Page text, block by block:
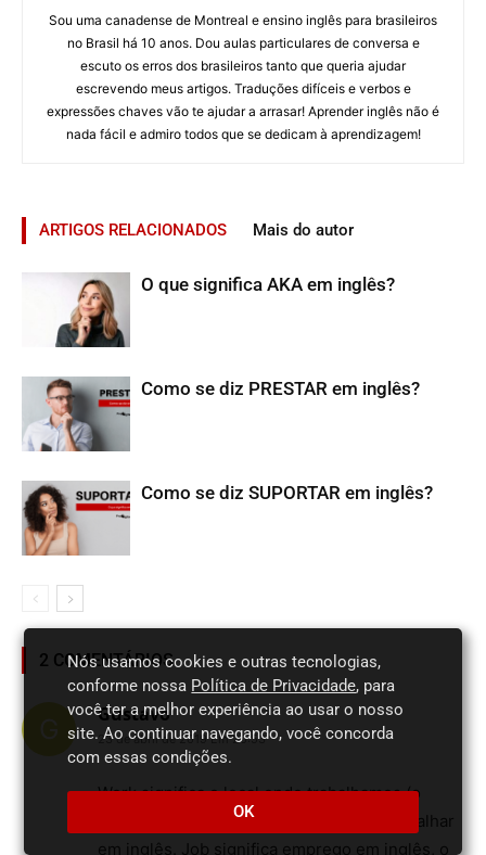
Sou uma canadense de Montreal e ensino inglês para brasileiros
no Brasil há 10 anos. Dou aulas particulares de conversa e
escuto os erros dos brasileiros tanto que queria ajudar
escrevendo meus artigos. Traduções difíceis e verbos e
expressões chaves vão te ajudar a arrasar! Aprender inglês não é
nada fácil e admiro todos que se dedicam à aprendizagem!
ARTIGOS RELACIONADOS Mais do autor
O que significa AKA em inglês?
Como se diz PRESTAR em inglês?
Como se diz SUPORTAR em inglês?
2 COMENTÁRIOS
Gustavo
23 de abril de 2019 Em 20:53
Work significa o local onde trabalhamos (o
trabalho), e também significa o verbo trabalhar
em inglês. Job significa emprego em inglês, o
Nós usamos cookies e outras tecnologias,
conforme nossa Política de Privacidade, para
você ter a melhor experiência ao usar o nosso
site. Ao continuar navegando, você concorda
com essas condições.
OK